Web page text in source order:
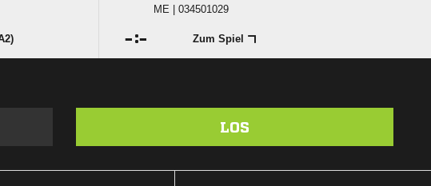
ME | 034501029
: Zum Spiel
LOS